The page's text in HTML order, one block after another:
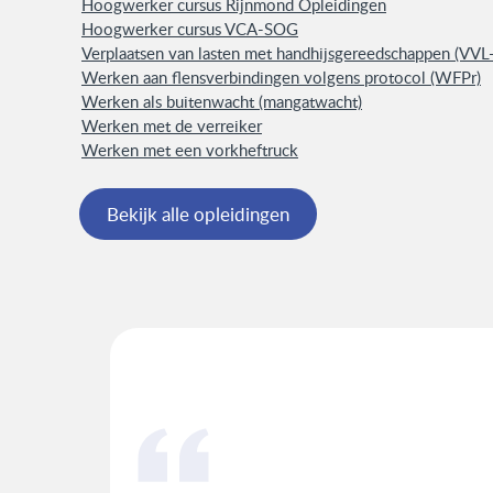
Hoogwerker cursus Rijnmond Opleidingen
Hoogwerker cursus VCA-SOG
Verplaatsen van lasten met handhijsgereedschappen
Werken aan flensverbindingen volgens protocol (WFPr)
Werken als buitenwacht (mangatwacht)
Werken met de verreiker
Werken met een vorkheftruck
Bekijk alle opleidingen